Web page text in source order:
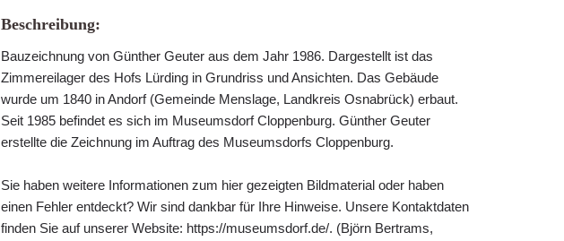
Beschreibung:
Bauzeichnung von Günther Geuter aus dem Jahr 1986. Dargestellt ist das
Zimmereilager des Hofs Lürding in Grundriss und Ansichten. Das Gebäude
wurde um 1840 in Andorf (Gemeinde Menslage, Landkreis Osnabrück) erbaut.
Seit 1985 befindet es sich im Museumsdorf Cloppenburg. Günther Geuter
erstellte die Zeichnung im Auftrag des Museumsdorfs Cloppenburg.
Sie haben weitere Informationen zum hier gezeigten Bildmaterial oder haben
einen Fehler entdeckt? Wir sind dankbar für Ihre Hinweise. Unsere Kontaktdaten
finden Sie auf unserer Website: https://museumsdorf.de/. (Björn Bertrams,